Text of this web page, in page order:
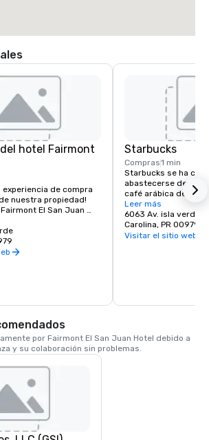
hotel Fairmont
experiencia de compra
nuestra propiedad!
El San Juan
exclusiva galería de
con la moda icónica
comida, servicios de
Starbucks
Compras1 min
Starbucks se ha
abastecerse de
café arábica de la
actualidad, con
mundo, la empresa
tostadora y
especiales. A través
trigésima tienda de
una persona, una
la vez.
Leer más
6063 Av. isla verde
Carolina, PR 00979
Visitar el sitio web
por Fairmont El San Juan Hotel debido a
y su colaboración sin problemas.